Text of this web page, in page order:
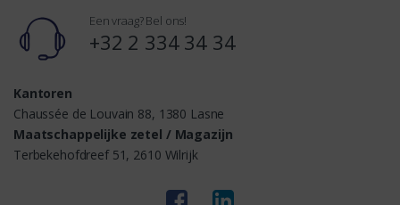
Een vraag? Bel ons!
+32 2 334 34 34
Kantoren
Chaussée de Louvain 88, 1380 Lasne
Maatschappelijke zetel / Magazijn
Terbekehofdreef 51, 2610 Wilrijk